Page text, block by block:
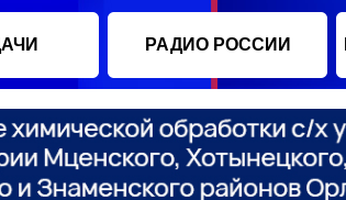
РАДИО РОССИИ